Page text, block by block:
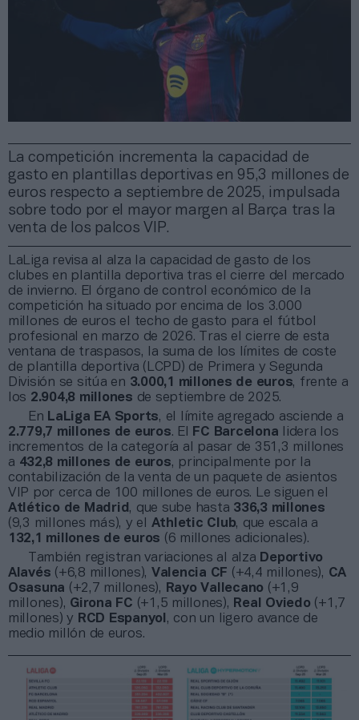
La competición incrementa la capacidad de
gasto en plantillas deportivas en 95,3 millones de
euros respecto a septiembre de 2025, impulsada
sobre todo por el mayor margen al Barça tras la
venta de los palcos VIP.
LaLiga revisa al alza la capacidad de gasto de los
clubes en plantilla deportiva tras el cierre del mercado
de invierno. El órgano de control económico de la
competición ha situado por encima de los 3.000
millones de euros el techo de gasto para el fútbol
profesional en marzo de 2026. Tras el cierre de esta
ventana de traspasos, la suma de los límites de coste
de plantilla deportiva (LCPD) de Primera y Segunda
División se sitúa en 3.000,1 millones de euros, frente a
los 2.904,8 millones de septiembre de 2025.
En LaLiga EA Sports, el límite agregado asciende a
2.779,7 millones de euros. El FC Barcelona lidera los
incrementos de la categoría al pasar de 351,3 millones
a 432,8 millones de euros, principalmente por la
contabilización de la venta de un paquete de asientos
VIP por cerca de 100 millones de euros. Le siguen el
Atlético de Madrid , que sube hasta 336,3 millones
(9,3 millones más), y el Athletic Club, que escala a
132,1 millones de euros (6 millones adicionales).
También registran variaciones al alza Deportivo
Alavés (+6,8 millones), Valencia CF (+4,4 millones), CA
Osasuna (+2,7 millones), Rayo Vallecano (+1,9
millones), Girona FC (+1,5 millones), Real Oviedo (+1,7
millones) y RCD Espanyol , con un ligero avance de
medio millón de euros.